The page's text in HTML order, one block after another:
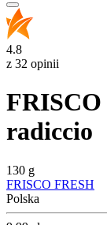
4.8
z 32 opinii
FRISCO
radiccio
130 g
FRISCO FRESH
Polska